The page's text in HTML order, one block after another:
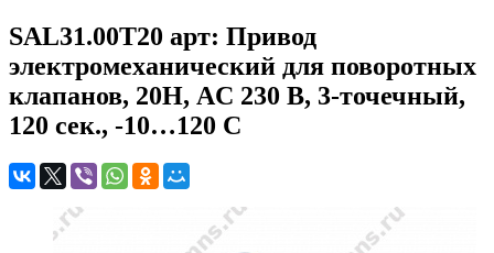
SAL31.00T20 арт: Привод
электромеханический для поворотных
клапанов, 20Н, AC 230 В, 3-точечный,
120 сек., -10…120 C